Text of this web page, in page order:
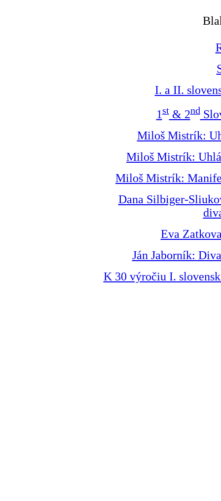
I. a II.
1st& 2nd
Miloš Mistrík:
Miloš Mistrík:
Miloš Mistrík:
Dana Silbiger-
Eva
Ján Jaborník:
K 30 výročiu I.